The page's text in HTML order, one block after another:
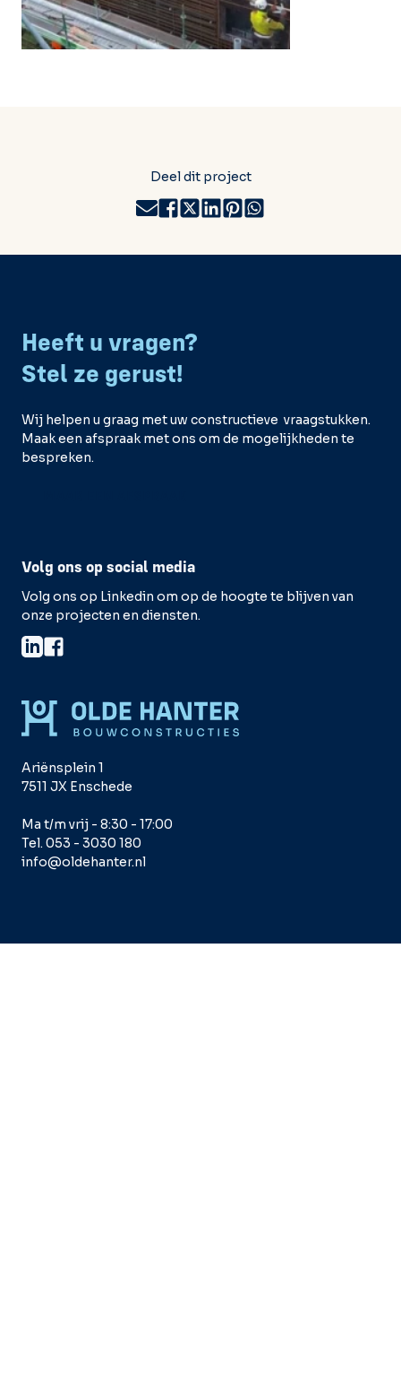
Deel dit project
Heeft u vragen?
Stel ze gerust!
Wij helpen u graag met uw constructieve vraagstukken.
Maak een afspraak met ons om de mogelijkheden te
bespreken.
Volg ons op social media
Volg ons op Linkedin om op de hoogte te blijven van
onze projecten en diensten.
Ariënsplein 1
7511 JX Enschede
Ma t/m vrij - 8:30 - 17:00
Tel. 053 - 3030 180
info@oldehanter.nl